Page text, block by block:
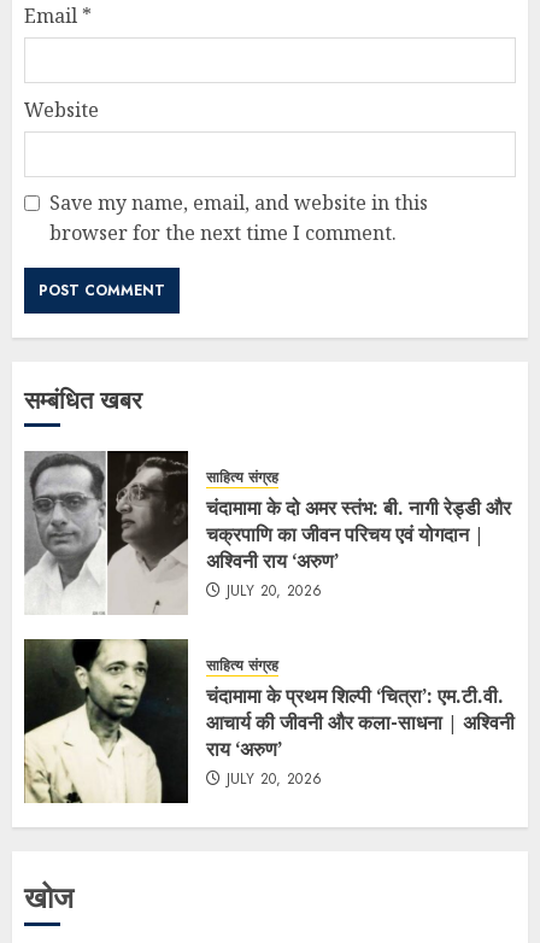
Email *
Website
Save my name, email, and website in this
browser for the next time I comment.
सम्बंधित खबर
साहित्य संग्रह
चंदामामा के दो अमर स्तंभ: बी. नागी रेड्डी और
चक्रपाणि का जीवन परिचय एवं योगदान |
अश्विनी राय ‘अरुण’
JULY 20, 2026
साहित्य संग्रह
चंदामामा के प्रथम शिल्पी ‘चित्रा’: एम.टी.वी.
आचार्य की जीवनी और कला-साधना | अश्विनी
राय ‘अरुण’
JULY 20, 2026
खोज